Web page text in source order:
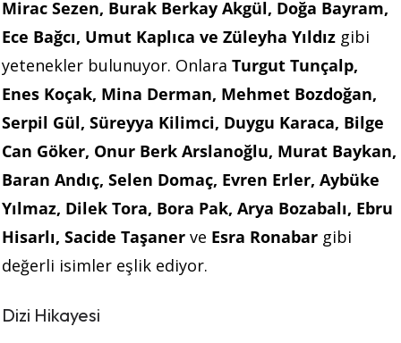
Mirac Sezen, Burak Berkay Akgül, Doğa Bayram,
Ece Bağcı, Umut Kaplıca ve Züleyha Yıldız gibi
yetenekler bulunuyor. Onlara Turgut Tunçalp,
Enes Koçak, Mina Derman, Mehmet Bozdoğan,
Serpil Gül, Süreyya Kilimci, Duygu Karaca, Bilge
Can Göker, Onur Berk Arslanoğlu, Murat Baykan,
Baran Andıç, Selen Domaç, Evren Erler, Aybüke
Yılmaz, Dilek Tora, Bora Pak, Arya Bozabalı, Ebru
Hisarlı, Sacide Taşaner ve Esra Ronabar gibi
değerli isimler eşlik ediyor.
Dizi Hikayesi